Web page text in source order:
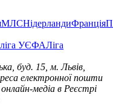
МЛСНідерландиФранція
УЄФАЛіга
буд. 15, м. Львів,
електронної пошти
медіа в Реєстрі